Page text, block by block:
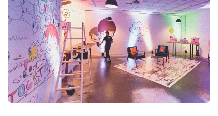
Řešení pracovních postupů
Udržitelnost